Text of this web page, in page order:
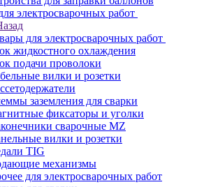
электросварочных работ
для электросварочных работ
жидкостного охлаждения
подачи проволоки
вилки и розетки
заземления для сварки
фиксаторы и уголки
сварочные MZ
вилки и розетки
TIG
механизмы
для электросварочных работ